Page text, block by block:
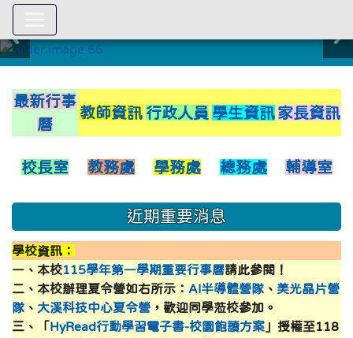
最新行事
曆
教師資訊 行政人員 學生資訊 家長資訊
校長室 教務處 學務處 總務處 輔導室
近期重要消息
學校資訊：
一、本校115學年第一學期重要行事曆請此參閱！
二、本校辦理夏令營如右所示： AI半導體營隊 、 美光晶片營
隊 、 大溪科技中心夏令營 ，歡迎同學蒞校參加。
三、「HyRead行動學習電子書-校園飽讀方案 」授權至118